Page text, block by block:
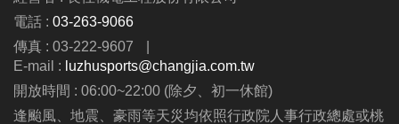
電話 : 03-263-9066
傳真 : 03-222-9607
|
E-mail : luzhusports@changjia.com.tw
開放時間 : 06:00~22:00 (除夕、初一休館)
逢颱風、地震、豪雨等天災均依照行政院人事行政總處或桃